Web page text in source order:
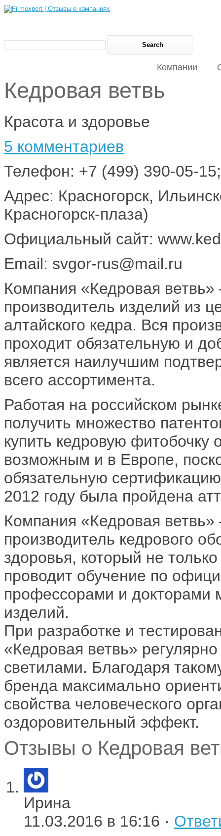
Компании
Кедровая ветвь
Красота и здоровье
5 комментариев
Телефон: +7 (499) 390-05-
Адрес: Красногорск,
Красногорск-плаза)
Официальный сайт:
Email: svgor-rus@mail.ru
Компания «Кедровая
производитель изделий из
алтайского кедра. Вся
проходит обязательную и
является наилучшим
всего ассортимента.
Работая на российском
получить множество
купить кедровую фитобочку
возможным и в Европе,
обязательную
2012 году была пройдена
Компания «Кедровая ветвь»
производитель кедрового
здоровья, который не
проводит обучение по
профессорами и докторами
изделий.
При разработке и
«Кедровая ветвь»
светилами. Благодаря
бренда максимально
свойства человеческого
оздоровительный эффект.
Отзывы о Кедровая
Ирина
11.03.2016 в 16:16 ·